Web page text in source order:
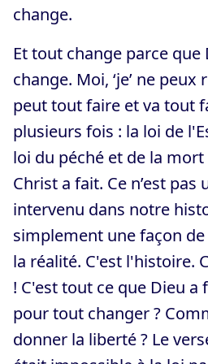
change.
Et tout change parce
change. Moi, ‘je’ ne peux
peut tout faire et va tout
plusieurs fois : la loi de
loi du péché et de la mort
Christ a fait. Ce n’est
intervenu dans notre
simplement une façon
la réalité. C'est l'histoire.
! C'est tout ce que Dieu
pour tout changer ?
donner la liberté ? Le